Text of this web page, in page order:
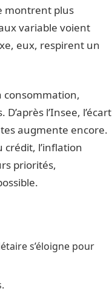
montrent plus
variable voient
eux, respirent un
consommation,
l’Insee, l’écart
augmente encore.
crédit, l’inflation
priorités,
s’éloigne pour